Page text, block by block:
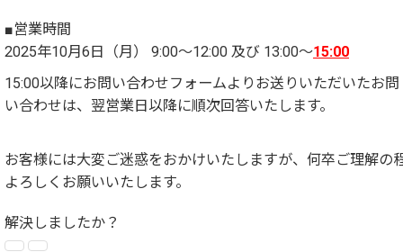
■営業時間
2025年10月6日（月） 9:00～12:00 及び 13:00～15:00
15:00以降にお問い合わせフォームよりお送りいただいたお問
い合わせは、翌営業日以降に順次回答いたします。
お客様には大変ご迷惑をおかけいたしますが、何卒ご理解の
よろしくお願いいたします。
解決しましたか？